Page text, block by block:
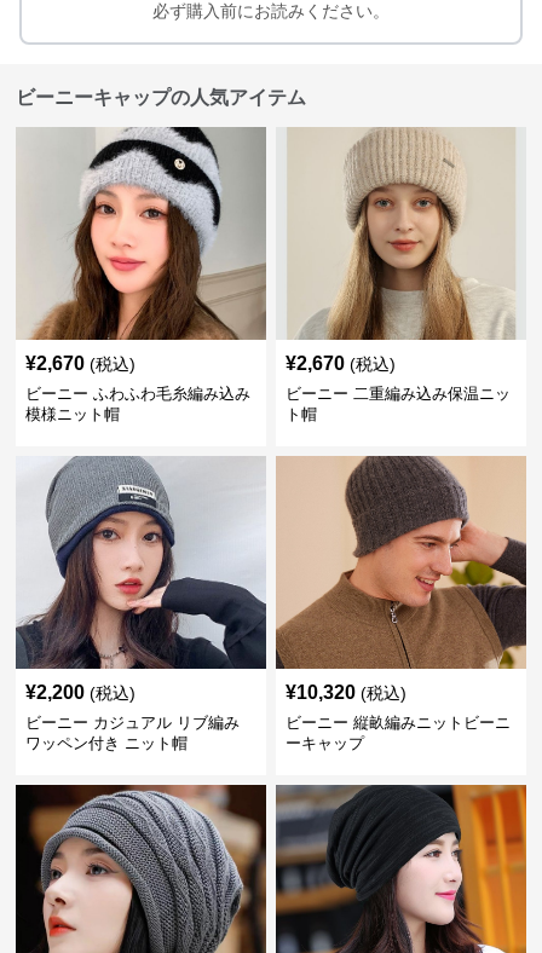
必ず購入前にお読みください。
ビーニーキャップの人気アイテム
¥2,670 (税込)
ビーニー ふわふわ毛糸編み込み
模様ニット帽
¥2,670 (税込)
ビーニー 二重編み込み保温ニッ
ト帽
¥2,200 (税込)
ビーニー カジュアル リブ編み
ワッペン付き ニット帽
¥10,320 (税込)
ビーニー 縦畝編みニットビーニ
ーキャップ